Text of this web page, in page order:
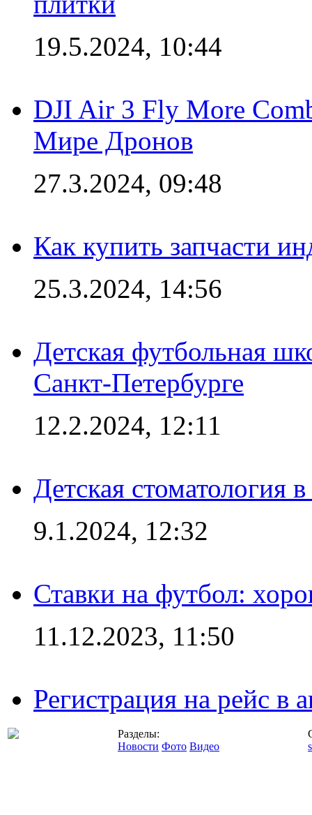
19.5.2024, 10:44
DJI Air 3 Fly More
Мире Дронов
27.3.2024, 09:48
Как купить запчасти
25.3.2024, 14:56
Детская футбольная
Санкт-Петербурге
12.2.2024, 12:11
Детская стоматология
9.1.2024, 12:32
Ставки на футбол:
11.12.2023, 11:50
Регистрация на рейс в
Разделы:
Новости Фото Видео